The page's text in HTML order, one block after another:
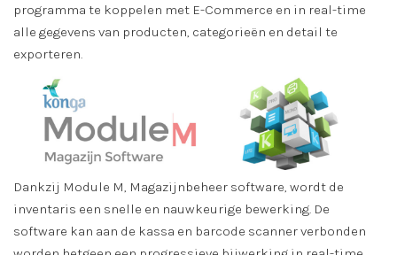
programma te koppelen met E-Commerce en in real-time
alle gegevens van producten, categorieën en detail te
exporteren.
Dankzij Module M, Magazijnbeheer software, wordt de
inventaris een snelle en nauwkeurige bewerking. De
software kan aan de kassa en barcode scanner verbonden